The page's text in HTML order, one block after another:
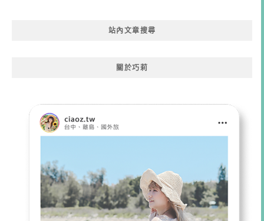
站內文章搜尋
關於巧莉